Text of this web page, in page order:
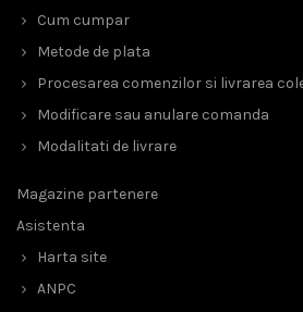
Cum cumpar
Metode de plata
Procesarea comenzilor si livrarea
Modificare sau anulare comanda
Modalitati de livrare
Magazine partenere
Asistenta
Harta site
ANPC